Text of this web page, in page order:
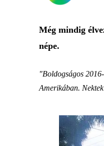
Még mindig
népe.
"Boldogságos
Amerikában.